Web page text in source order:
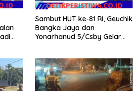
Sambut HUT ke-81 RI, Geuchik
Bangka Jaya dan
Yonarhanud 5/Csby Gelar